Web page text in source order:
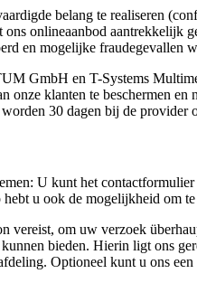
belang te realiseren
onlineaanbod aantrekkelijk
en mogelijke fraudegevallen
GmbH en T-Systems
klanten te beschermen
30 dagen bij de provider
U kunt het
u ook de mogelijkheid om
om uw verzoek
bieden. Hierin ligt ons
Optioneel kunt u ons